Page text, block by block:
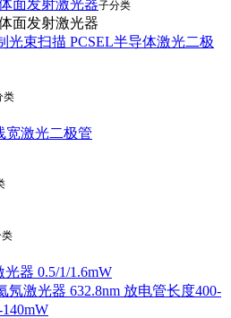
面发射激光器子分类
面发射激光器
光束扫描 PCSEL半导体激光二极
类
宽激光二极管
光器 0.5/1/1.6mW
氖激光器 632.8nm 放电管长度400-